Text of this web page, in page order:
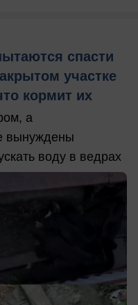
спасти
участке
кормит их
а
вынуждены
воду в ведрах